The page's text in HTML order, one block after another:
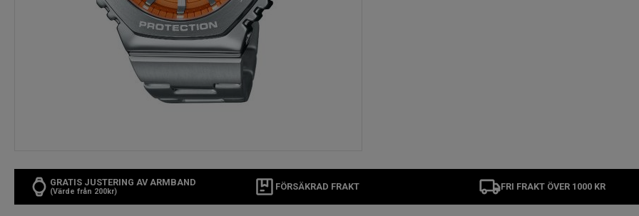
GRATIS JUSTERING AV ARMBAND
(Värde från 200kr) FÖRSÄKRAD FRAKT FRI FRAKT ÖVER 1000 KR